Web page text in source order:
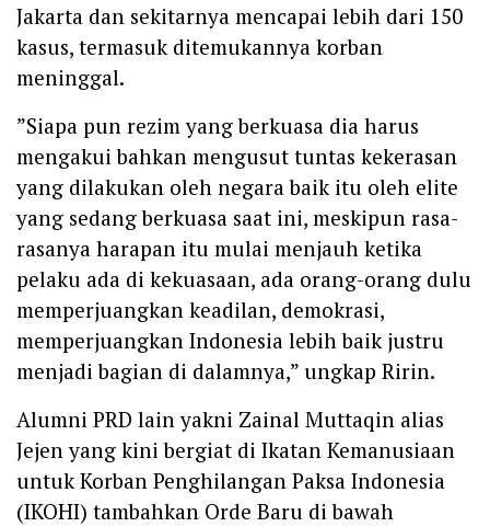
Jakarta dan sekitarnya mencapai lebih dari 150
kasus, termasuk ditemukannya korban
meninggal.
‎”Siapa pun rezim yang berkuasa dia harus
mengakui bahkan mengusut tuntas kekerasan
yang dilakukan oleh negara baik itu oleh elite
yang sedang berkuasa saat ini, meskipun rasa-
rasanya harapan itu mulai menjauh ketika
pelaku ada di kekuasaan, ada orang-orang dulu
memperjuangkan keadilan, demokrasi,
memperjuangkan Indonesia lebih baik justru
menjadi bagian di dalamnya,” ungkap Ririn.
Alumni PRD lain yakni Zainal Muttaqin alias
Jejen yang kini bergiat di Ikatan Kemanusiaan
untuk Korban Penghilangan Paksa Indonesia
(IKOHI) tambahkan Orde Baru di bawah